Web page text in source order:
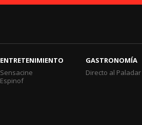
ENTRETENIMIENTO
Sensacine
Espinof
GASTRONOMÍA
Directo al Paladar